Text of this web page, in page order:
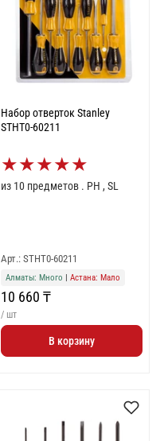
Набор отверток Stanley
STHT0-60211
★★★★★
из 10 предметов . PH , SL
Арт.: STHT0-60211
Алматы: Много Астана: Мало
10 660 ₸
/ шт
В корзину